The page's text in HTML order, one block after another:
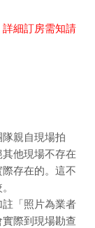
細訂房需知請
親自現場拍
他現場不存在
存在的。這不
「照片為業者
際到現場勘查